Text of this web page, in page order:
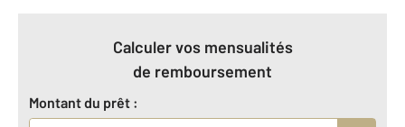
Calculer vos mensualités
de remboursement
Montant du prêt :